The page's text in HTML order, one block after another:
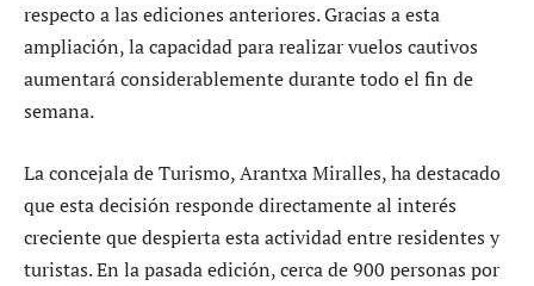
respecto a las ediciones anteriores. Gracias a esta
ampliación, la capacidad para realizar vuelos cautivos
aumentará considerablemente durante todo el fin de
semana.
La concejala de Turismo, Arantxa Miralles, ha destacado
que esta decisión responde directamente al interés
creciente que despierta esta actividad entre residentes y
turistas. En la pasada edición, cerca de 900 personas por